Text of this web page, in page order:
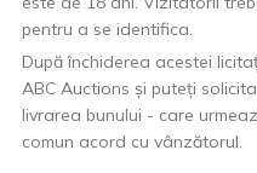
pentru a se identifica.
După închiderea acestei
ABC Auctions și puteți
livrarea bunului - care
comun acord cu vânzătorul.